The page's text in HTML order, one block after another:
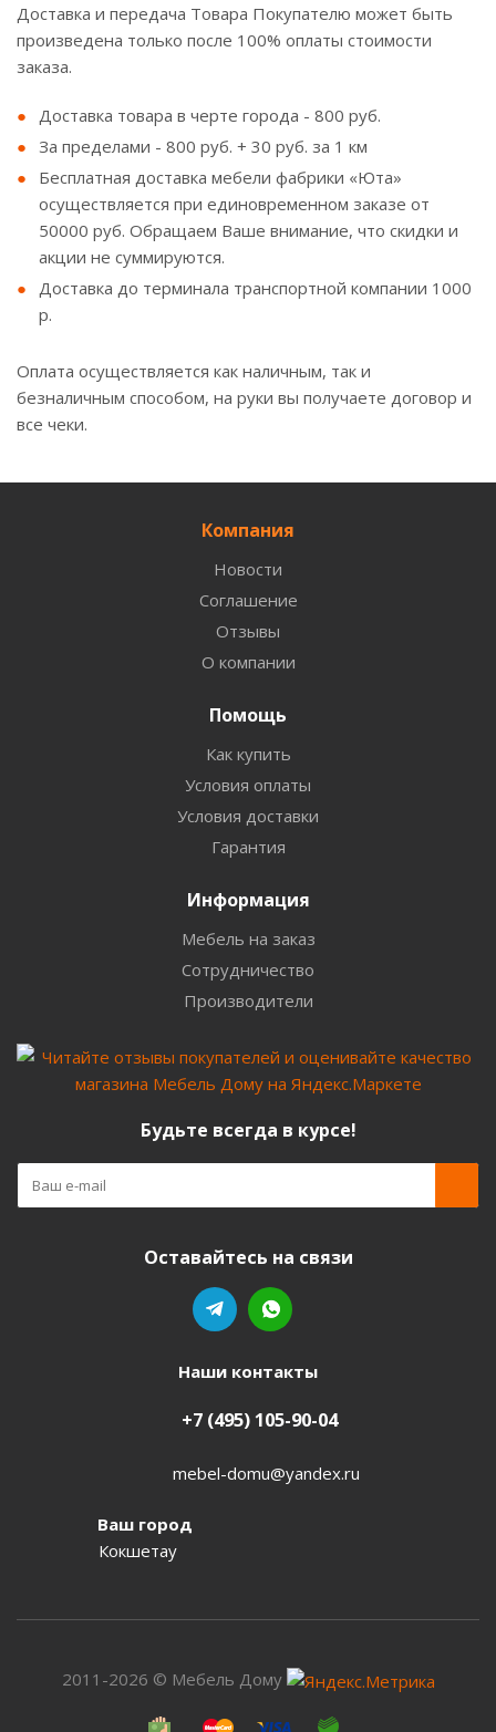
Доставка и передача Товара Покупателю может быть
произведена только после 100% оплаты стоимости
заказа.
Доставка товара в черте города - 800 руб.
За пределами - 800 руб. + 30 руб. за 1 км
Бесплатная доставка мебели фабрики «Юта»
осуществляется при единовременном заказе от
50000 руб. Обращаем Ваше внимание, что скидки и
акции не суммируются.
Доставка до терминала транспортной компании 1000
р.
Оплата осуществляется как наличным, так и
безналичным способом, на руки вы получаете договор и
все чеки.
Компания
Новости
Соглашение
Отзывы
О компании
Помощь
Как купить
Условия оплаты
Условия доставки
Гарантия
Информация
Мебель на заказ
Сотрудничество
Производители
Будьте всегда в курсе!
Оставайтесь на связи
Наши контакты
+7 (495) 105-90-04
mebel-domu@yandex.ru
Ваш город
Кокшетау
2011-2026 © Мебель Дому